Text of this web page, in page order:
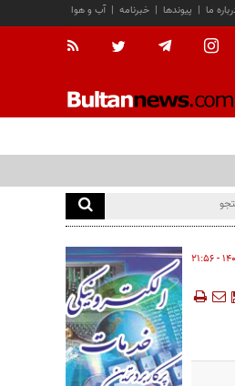
آب و هوا | خبرنامه | پیوندها | ما